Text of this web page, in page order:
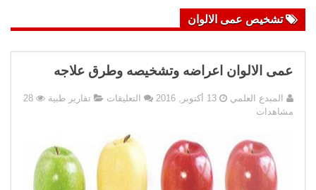
تشخيص عمى الالوان
عمى الالوان اعراضه وتشخيصه وطرق علاجه
المبدع العلمي 13 أكتوبر, 2016 التعليقات على
وتشخيصه
وطرق
علاجه
تقارير طبية
28
مشاهدات